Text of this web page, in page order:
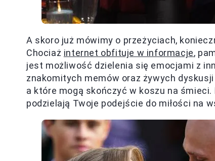
A skoro już mówimy o przeżyciach,
Chociaż internet obfituje w informacje,
jest możliwość dzielenia się emocjami z
znakomitych memów oraz żywych
a które mogą skończyć w koszu na
podzielają Twoje podejście do miłości na